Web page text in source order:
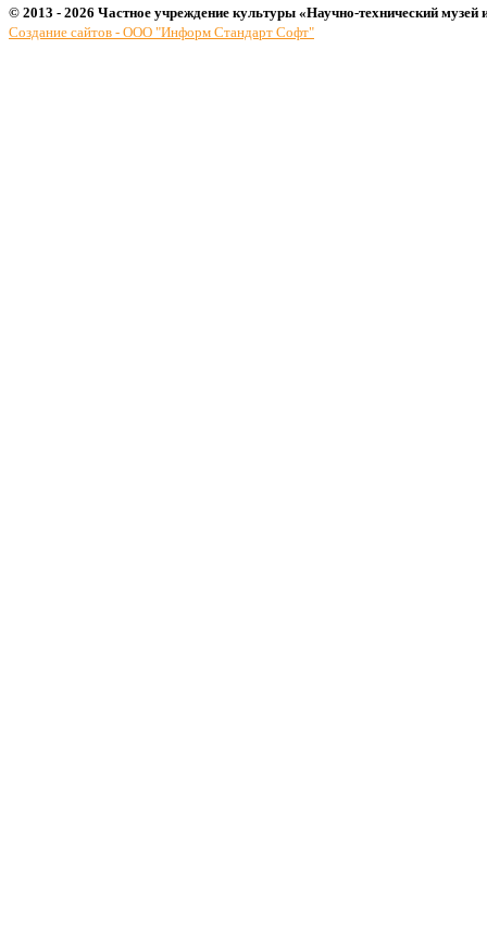
© 2013 - 2026 Частное учреждение культуры «Научно-технический музей
Создание сайтов - ООО "Информ Стандарт Софт"